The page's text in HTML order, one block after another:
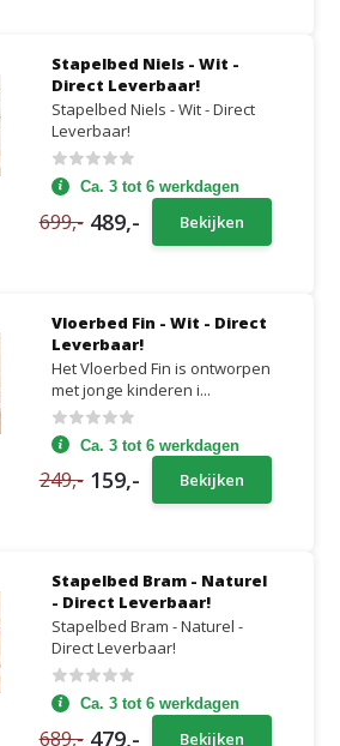
Stapelbed Niels - Wit -
Direct Leverbaar!
Stapelbed Niels - Wit - Direct
Leverbaar!
Ca. 3 tot 6 werkdagen
699,- 489,- Bekijken
Vloerbed Fin - Wit - Direct
Leverbaar!
Het Vloerbed Fin is ontworpen
met jonge kinderen i...
Ca. 3 tot 6 werkdagen
249,- 159,- Bekijken
Stapelbed Bram - Naturel
- Direct Leverbaar!
Stapelbed Bram - Naturel -
Direct Leverbaar!
Ca. 3 tot 6 werkdagen
689,- 479,- Bekijken